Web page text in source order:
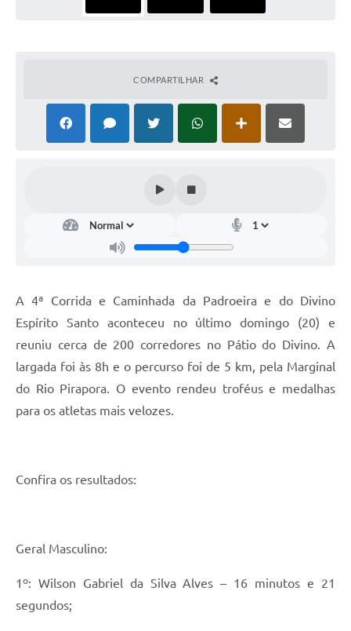
COMPARTILHAR
A 4ª Corrida e Caminhada da Padroeira e do Divino
Espírito Santo aconteceu no último domingo (20) e
reuniu cerca de 200 corredores no Pátio do Divino. A
largada foi às 8h e o percurso foi de 5 km, pela Marginal
do Rio Pirapora. O evento rendeu troféus e medalhas
para os atletas mais velozes.
Confira os resultados:
Geral Masculino:
1º: Wilson Gabriel da Silva Alves – 16 minutos e 21
segundos;